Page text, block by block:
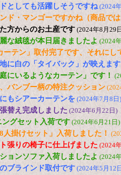
としても活躍しそうですね(2024
ド・マンゴーですかね（商品で
方からのお土産です (2024年8月29
な絨毯が本日届きましたよ (2024
ーテン」取付完了です、それに
に白の「タイバック」が映えま
にいるようなカーテン」です！
バンブー柄の特注クッション
もシアーカーテンを (2024年7月8日)
替え完成しました (2024年6月22日)
グセット入荷です (2024年6月21日)
人掛けセット」入荷しました！
張りの椅子に仕上げました (2024
ョンソファ入荷しましたよ (2024
ブラインド取付です (2024年5月12